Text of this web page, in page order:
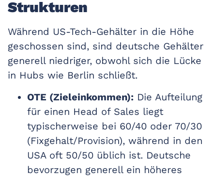
Strukturen
Während US-Tech-Gehälter in die Höhe
geschossen sind, sind deutsche Gehälter
generell niedriger, obwohl sich die Lücke
in Hubs wie Berlin schließt.
OTE (Zieleinkommen): Die Aufteilung
für einen Head of Sales liegt
typischerweise bei 60/40 oder 70/30
(Fixgehalt/Provision), während in den
USA oft 50/50 üblich ist. Deutsche
bevorzugen generell ein höheres